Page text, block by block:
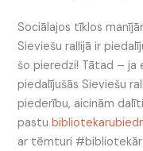
Sociālajos tīklos
Sieviešu rallijā ir
šo pieredzi! Tātad –
piedalījušās Sieviešu
piederību, aicinām
pastu
ar tēmturi